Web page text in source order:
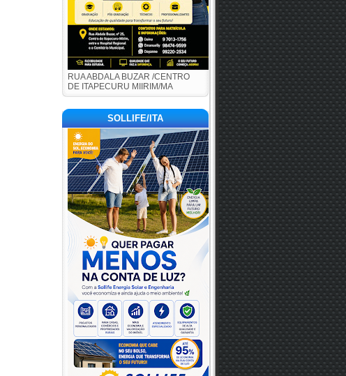
RUA ABDALA BUZAR /CENTRO
DE ITAPECURU MIIRIM/MA
SOLLIFE/ITA